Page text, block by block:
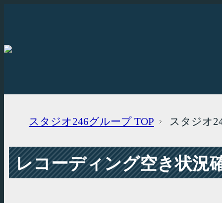
スタジオ246グループ TOP スタジオ
レコーディング空き状況